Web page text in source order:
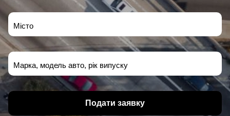
Місто
Марка, модель авто, рік випуску
Подати заявку